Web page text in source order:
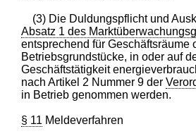
(3) Die Duldungspflicht und
Absatz 1 des
entsprechend für Geschäftsräume
Betriebsgrundstücke, in oder auf
Geschäftstätigkeit
nach Artikel 2 Nummer 9 der
in Betrieb genommen werden.
§ 11 Meldeverfahren